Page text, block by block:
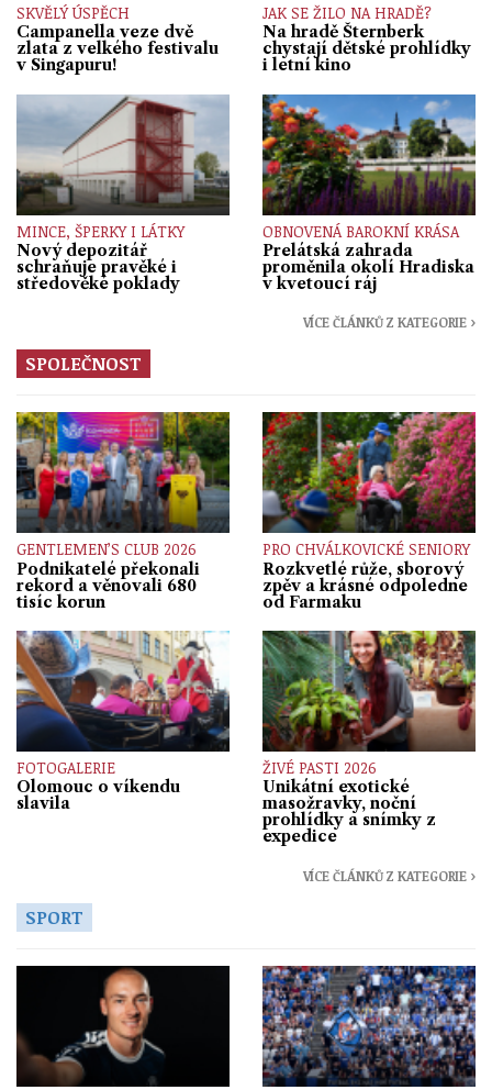
SKVĚLÝ ÚSPĚCH
Campanella veze dvě
zlata z velkého festivalu
v Singapuru!
JAK SE ŽILO NA HRADĚ?
Na hradě Šternberk
chystají dětské prohlídky
i letní kino
MINCE, ŠPERKY I LÁTKY
Nový depozitář
schraňuje pravěké i
středověké poklady
OBNOVENÁ BAROKNÍ KRÁSA
Prelátská zahrada
proměnila okolí Hradiska
v kvetoucí ráj
VÍCE ČLÁNKŮ Z KATEGORIE ›
SPOLEČNOST
GENTLEMEN’S CLUB 2026
Podnikatelé překonali
rekord a věnovali 680
tisíc korun
PRO CHVÁLKOVICKÉ SENIORY
Rozkvetlé růže, sborový
zpěv a krásné odpoledne
od Farmaku
FOTOGALERIE
Olomouc o víkendu
slavila
ŽIVÉ PASTI 2026
Unikátní exotické
masožravky, noční
prohlídky a snímky z
expedice
VÍCE ČLÁNKŮ Z KATEGORIE ›
SPORT